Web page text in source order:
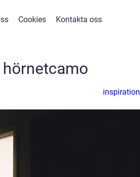
Cookies Kontakta oss
inspiration